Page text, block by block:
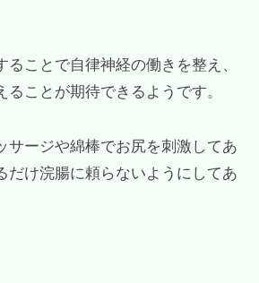
ことで自律神経の働きを整え、
ことが期待できるようです。
サージや綿棒でお尻を刺激してあ
だけ浣腸に頼らないようにしてあ